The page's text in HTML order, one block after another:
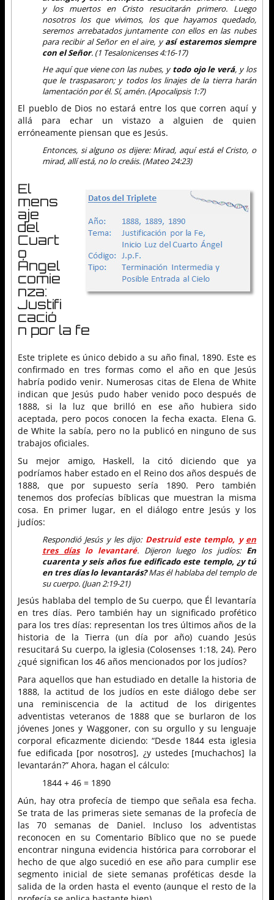
y los muertos en Cristo resucitarán primero. Luego
nosotros los que vivimos, los que hayamos quedado,
seremos arrebatados juntamente con ellos en las nubes
para recibir al Señor en el aire, yasí estaremos siempre
con el Señor. (1 Tesalonicenses 4:16-17)
He aquí que viene con las nubes, y todo ojo le verá, y los
que le traspasaron; y todos los linajes de la tierra harán
lamentación por él. Sí, amén. (Apocalipsis 1:7)
El pueblo de Dios no estará entre los que corren aquí y
allá para echar un vistazo a alguien de quien
erróneamente piensan que es Jesús.
Entonces, si alguno os dijere: Mirad, aquí está el Cristo, o
mirad, allí está, no lo creáis. (Mateo 24:23)
El
mens
aje
del
Cuart
o
Ángel
comie
nza:
Justifi
cació
n por la fe
Este triplete es único debido a su año final, 1890. Este es
confirmado en tres formas como el año en que Jesús
habría podido venir. Numerosas citas de Elena de White
indican que Jesús pudo haber venido poco después de
1888, si la luz que brilló en ese año hubiera sido
aceptada, pero pocos conocen la fecha exacta. Elena G.
de White la sabía, pero no la publicó en ninguno de sus
trabajos oficiales.
Su mejor amigo, Haskell, la citó diciendo que ya
podríamos haber estado en el Reino dos años después de
1888, que por supuesto sería 1890. Pero también
tenemos dos profecías bíblicas que muestran la misma
cosa. En primer lugar, en el diálogo entre Jesús y los
judíos:
Respondió Jesús y les dijo: Destruid este templo, y en
tres díaslo levantaré. Dijeron luego los judíos: En
cuarenta y seis años fue edificado este templo, ¿y tú
en tres días lo levantarás?Mas él hablaba del templo de
su cuerpo. (Juan 2:19-21)
Jesús hablaba del templo de Su cuerpo, que Él levantaría
en tres días. Pero también hay un significado profético
para los tres días: representan los tres últimos años de la
historia de la Tierra (un día por año) cuando Jesús
resucitará Su cuerpo, la iglesia (Colosenses 1:18, 24). Pero
¿qué significan los 46 años mencionados por los judíos?
Para aquellos que han estudiado en detalle la historia de
1888, la actitud de los judíos en este diálogo debe ser
una reminiscencia de la actitud de los dirigentes
adventistas veteranos de 1888 que se burlaron de los
jóvenes Jones y Waggoner, con su orgullo y su lenguaje
corporal eficazmente diciendo: “Desde 1844 esta iglesia
fue edificada [por nosotros], ¿y ustedes [muchachos] la
levantarán?” Ahora, hagan el cálculo:
1844 + 46 = 1890
Aún, hay otra profecía de tiempo que señala esa fecha.
Se trata de las primeras siete semanas de la profecía de
las 70 semanas de Daniel. Incluso los adventistas
reconocen en su Comentario Bíblico que no se puede
encontrar ninguna evidencia histórica para corroborar el
hecho de que algo sucedió en ese año para cumplir ese
segmento inicial de siete semanas proféticas desde la
salida de la orden hasta el evento (aunque el resto de la